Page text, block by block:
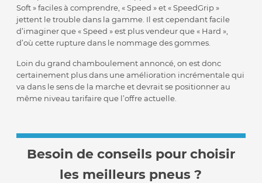
Soft » faciles à comprendre, « Speed » et « SpeedGrip »
jettent le trouble dans la gamme. Il est cependant facile
d’imaginer que « Speed » est plus vendeur que « Hard »,
d’où cette rupture dans le nommage des gommes.
Loin du grand chamboulement annoncé, on est donc
certainement plus dans une amélioration incrémentale qui
va dans le sens de la marche et devrait se positionner au
même niveau tarifaire que l’offre actuelle.
Besoin de conseils pour choisir
les meilleurs pneus ?